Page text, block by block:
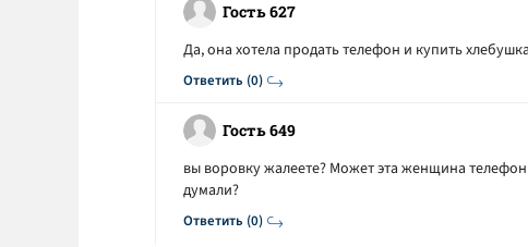
Гость 627
Ответить (0)
Да, она хотела продать телефон и купить хлебушка
Гость 649
Ответить (0)
вы воровку жалеете? Может эта женщина
думали?